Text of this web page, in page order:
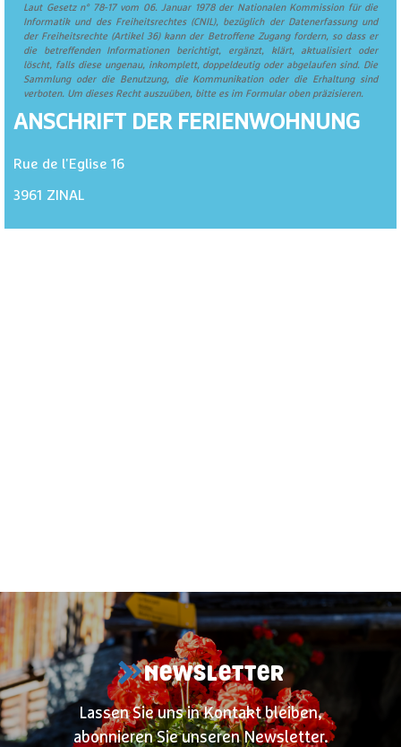
Laut Gesetz n° 78-17 vom 06. Januar 1978 der Nationalen Kommission für die
Informatik und des Freiheitsrechtes (CNIL), bezüglich der Datenerfassung und
der Freiheitsrechte (Artikel 36) kann der Betroffene Zugang fordern, so dass er
die betreffenden Informationen berichtigt, ergänzt, klärt, aktualisiert oder
löscht, falls diese ungenau, inkomplett, doppeldeutig oder abgelaufen sind. Die
Sammlung oder die Benutzung, die Kommunikation oder die Erhaltung sind
verboten. Um dieses Recht auszuüben, bitte es im Formular oben präzisieren.
ANSCHRIFT DER FERIENWOHNUNG
Rue de l'Eglise 16
3961 ZINAL
NEWSLETTER
Lassen Sie uns in Kontakt bleiben,
abonnieren Sie unseren Newsletter.